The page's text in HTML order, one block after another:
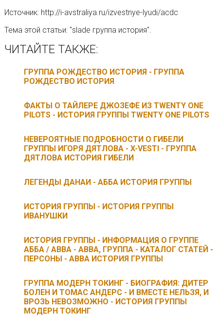
Источник: http://i-avstraliya.ru/izvestnye-lyudi/acdc
Тема этой статьи: "slade группа история".
ЧИТАЙТЕ ТАКЖЕ:
ГРУППА РОЖДЕСТВО ИСТОРИЯ - ГРУППА
РОЖДЕСТВО ИСТОРИЯ
ФАКТЫ О ТАЙЛЕРЕ ДЖОЗЕФЕ ИЗ TWENTY ONE
PILOTS - ИСТОРИЯ ГРУППЫ TWENTY ONE PILOTS
НЕВЕРОЯТНЫЕ ПОДРОБНОСТИ О ГИБЕЛИ
ГРУППЫ ИГОРЯ ДЯТЛОВА - X-VESTI - ГРУППА
ДЯТЛОВА ИСТОРИЯ ГИБЕЛИ
ЛЕГЕНДЫ ДАНАИ - АББА ИСТОРИЯ ГРУППЫ
ИСТОРИЯ ГРУППЫ - ИСТОРИЯ ГРУППЫ
ИВАНУШКИ
ИСТОРИЯ ГРУППЫ - ИНФОРМАЦИЯ О ГРУППЕ
АББА / ABBA - ABBA, ГРУППА - КАТАЛОГ СТАТЕЙ -
ПЕРСОНЫ - ABBA ИСТОРИЯ ГРУППЫ
ГРУППА МОДЕРН ТОКИНГ - БИОГРАФИЯ: ДИТЕР
БОЛЕН И ТОМАС АНДЕРС - И ВМЕСТЕ НЕЛЬЗЯ, И
ВРОЗЬ НЕВОЗМОЖНО - ИСТОРИЯ ГРУППЫ
МОДЕРН ТОКИНГ